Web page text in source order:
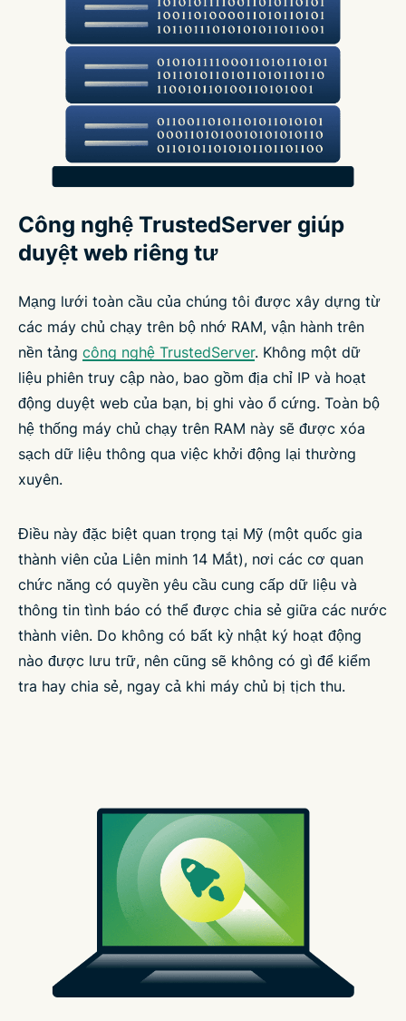
Công nghệ TrustedServer giúp
duyệt web riêng tư
Mạng lưới toàn cầu của chúng tôi được xây dựng từ
các máy chủ chạy trên bộ nhớ RAM, vận hành trên
nền tảng công nghệ TrustedServer. Không một dữ
liệu phiên truy cập nào, bao gồm địa chỉ IP và hoạt
động duyệt web của bạn, bị ghi vào ổ cứng. Toàn bộ
hệ thống máy chủ chạy trên RAM này sẽ được xóa
sạch dữ liệu thông qua việc khởi động lại thường
xuyên.
Điều này đặc biệt quan trọng tại Mỹ (một quốc gia
thành viên của Liên minh 14 Mắt), nơi các cơ quan
chức năng có quyền yêu cầu cung cấp dữ liệu và
thông tin tình báo có thể được chia sẻ giữa các nước
thành viên. Do không có bất kỳ nhật ký hoạt động
nào được lưu trữ, nên cũng sẽ không có gì để kiểm
tra hay chia sẻ, ngay cả khi máy chủ bị tịch thu.